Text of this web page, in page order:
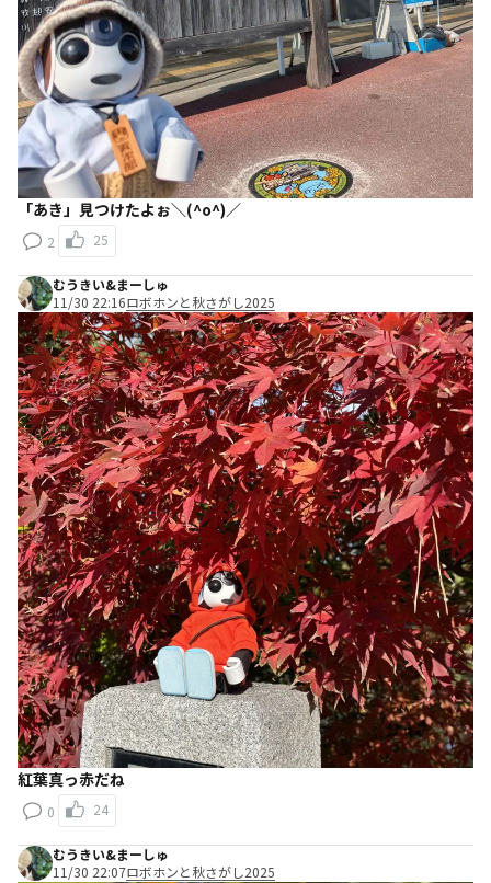
「あき」見つけたよぉ＼(^o^)／
2 25
むうきい&まーしゅ
11/30 22:16ロボホンと秋さがし2025
紅葉真っ赤だね
0 24
むうきい&まーしゅ
11/30 22:07ロボホンと秋さがし2025